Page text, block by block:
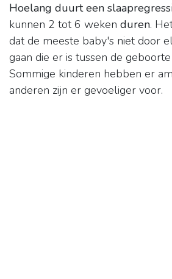
Hoelang duurt een
kunnen 2 tot 6 weken duren.
dat de meeste baby's niet door
gaan die er is tussen de
Sommige kinderen hebben er
anderen zijn er gevoeliger voor.